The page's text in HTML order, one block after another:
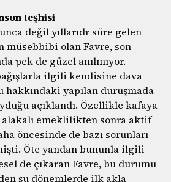
teşhisi
değil yıllarıdr süre gelen
müsebbibi olan Favre, son
pek de güzel anılmıyor.
ilgili kendisine dava
hakkındaki yapılan duruşmada
açıklandı. Özellikle kafaya
alakalı emeklilikten sonra aktif
öncesinde de bazı sorunları
Öte yandan bununla ilgili
de çıkaran Favre, bu durumu
şu dönemlerde ilk akla